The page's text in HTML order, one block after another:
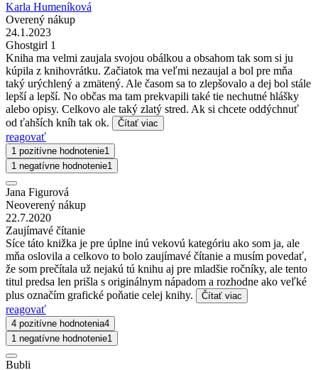
Karla Humeníková
Overený nákup
24.1.2023
Ghostgirl 1
Kniha ma velmi zaujala svojou obálkou a obsahom tak som si ju
kúpila z knihovrátku. Začiatok ma veľmi nezaujal a bol pre mňa
taký urýchlený a zmätený. Ale časom sa to zlepšovalo a dej bol stále
lepší a lepší. No občas ma tam prekvapili také tie nechutné hlášky
alebo opisy. Celkovo ale taký zlatý stred. Ak si chcete oddýchnuť
od ťahších kníh tak ok.
Čítať viac
reagovať
1 pozitívne hodnotenie1
1 negatívne hodnotenie1
Jana Figurová
Neoverený nákup
22.7.2020
Zaujímavé čítanie
Síce táto knižka je pre úplne inú vekovú kategóriu ako som ja, ale
mňa oslovila a celkovo to bolo zaujímavé čítanie a musím povedať,
že som prečítala už nejakú tú knihu aj pre mladšie ročníky, ale tento
titul predsa len prišla s originálnym nápadom a rozhodne ako veľké
plus označím grafické poňatie celej knihy.
Čítať viac
reagovať
4 pozitívne hodnotenia4
1 negatívne hodnotenie1
Bubli